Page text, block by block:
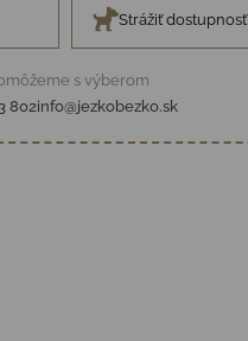
Strážiť dostupnosť
s výberom
802info@jezkobezko.sk